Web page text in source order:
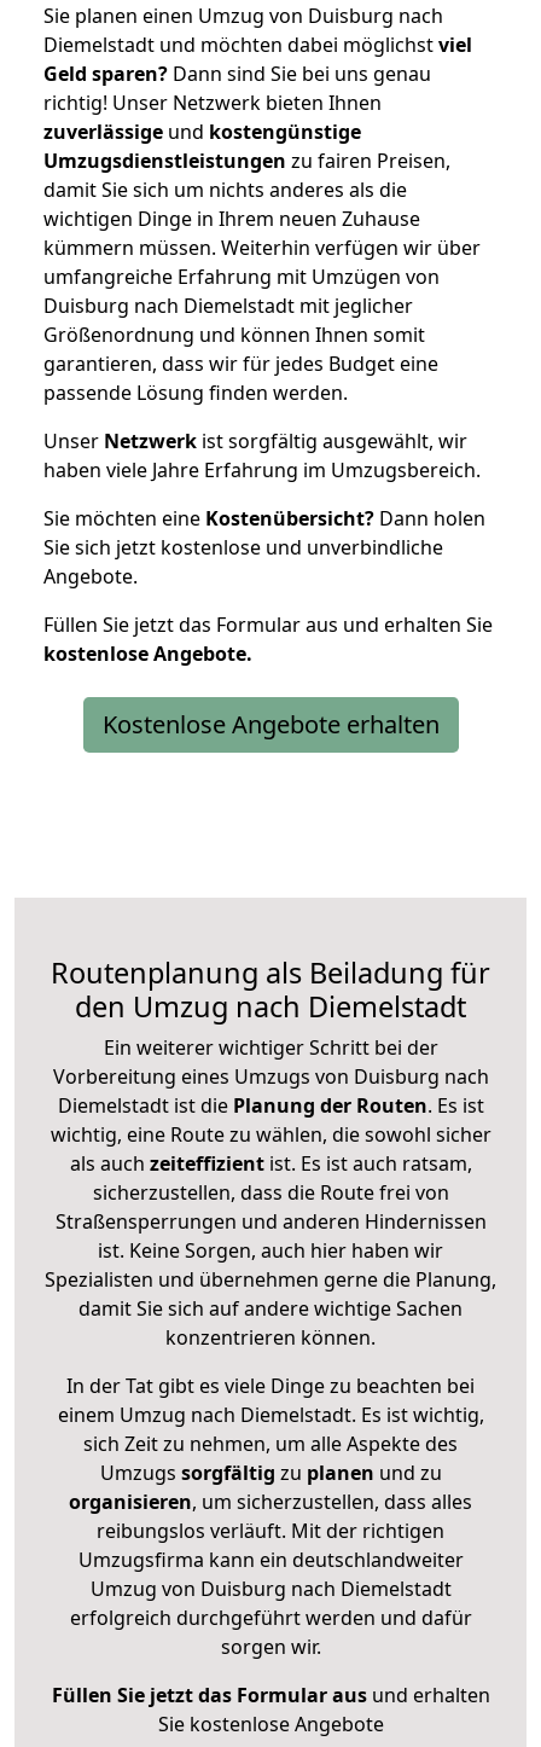
Sie planen einen Umzug von Duisburg nach
Diemelstadt und möchten dabei möglichstviel
Geld sparen? Dann sind Sie bei uns genau
richtig! Unser Netzwerk bieten Ihnen
zuverlässige und kostengünstige
Umzugsdienstleistungen zu fairen Preisen,
damit Sie sich um nichts anderes als die
wichtigen Dinge in Ihrem neuen Zuhause
kümmern müssen. Weiterhin verfügen wir über
umfangreiche Erfahrung mit Umzügen von
Duisburg nach Diemelstadt mit jeglicher
Größenordnung und können Ihnen somit
garantieren, dass wir für jedes Budget eine
passende Lösung finden werden.
Unser Netzwerk ist sorgfältig ausgewählt, wir
haben viele Jahre Erfahrung im Umzugsbereich.
Sie möchten eine Kostenübersicht? Dann holen
Sie sich jetzt kostenlose und unverbindliche
Angebote.
Füllen Sie jetzt das Formular aus und erhalten Sie
kostenloseAngebote.
Kostenlose Angebote erhalten
Routenplanung als Beiladung für
den Umzug nach Diemelstadt
Ein weiterer wichtiger Schritt bei der
Vorbereitung eines Umzugs von Duisburg nach
Diemelstadt ist diePlanung der Routen. Es ist
wichtig, eine Route zu wählen, die sowohl sicher
als auch zeiteffizientist. Es ist auch ratsam,
sicherzustellen, dass die Route frei von
Straßensperrungen und anderen Hindernissen
ist. Keine Sorgen, auch hier haben wir
Spezialisten und übernehmen gerne die Planung,
damit Sie sich auf andere wichtige Sachen
konzentrieren können.
In der Tat gibt es viele Dinge zu beachten bei
einem Umzug nach Diemelstadt. Es ist wichtig,
sich Zeit zu nehmen, um alle Aspekte des
Umzugs sorgfältig zu planen und zu
organisieren, um sicherzustellen, dass alles
reibungslos verläuft. Mit der richtigen
Umzugsfirma kann ein deutschlandweiter
Umzug von Duisburg nach Diemelstadt
erfolgreich durchgeführt werden und dafür
sorgen wir.
Füllen Sie jetzt das Formular ausund erhalten
Sie kostenlose Angebote